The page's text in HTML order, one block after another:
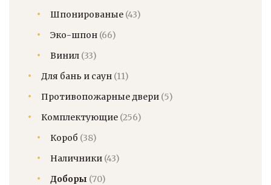
Шпонированые (43)
Эко-шпон (66)
Винил (33)
Для бань и саун (11)
Противопожарные двери (5)
Комплектующие (256)
Короб (38)
Наличники (43)
Доборы (70)